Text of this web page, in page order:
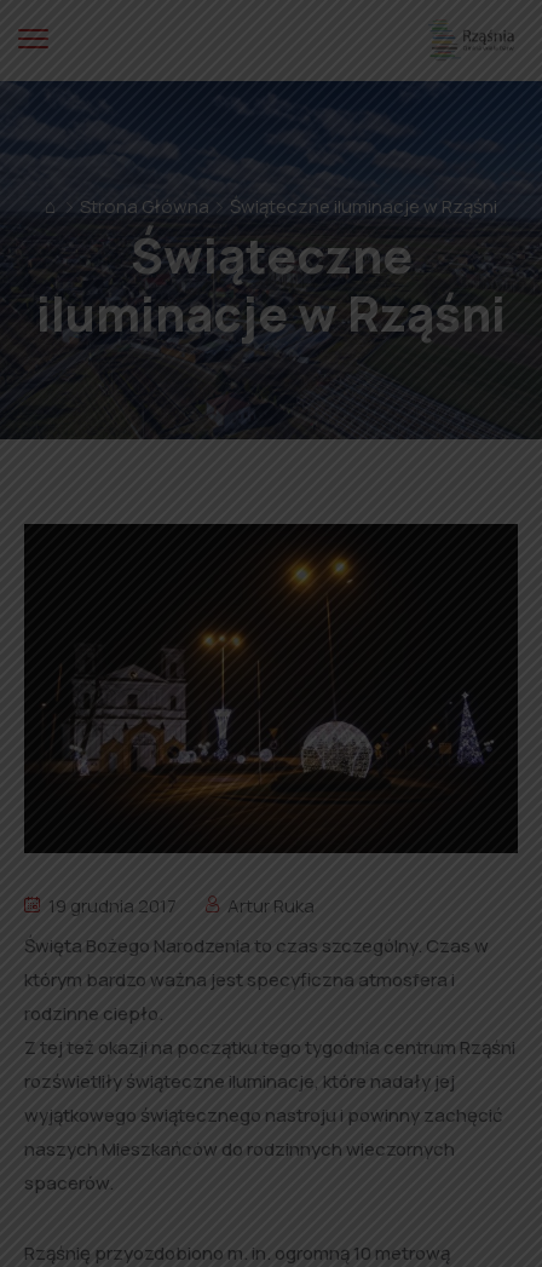
⌂ Strona Główna Świąteczne iluminacje w Rząśni
Świąteczne
iluminacje w Rząśni
19 grudnia 2017
Artur Ruka
Święta Bożego Narodzenia to czas szczególny. Czas w
którym bardzo ważna jest specyficzna atmosfera i
rodzinne ciepło.
Z tej też okazji na początku tego tygodnia centrum Rząśni
rozświetliły świąteczne iluminacje, które nadały jej
wyjątkowego świątecznego nastroju i powinny zachęcić
naszych Mieszkańców do rodzinnych wieczornych
spacerów.
Rząśnię przyozdobiono m. in. ogromną 10 metrową